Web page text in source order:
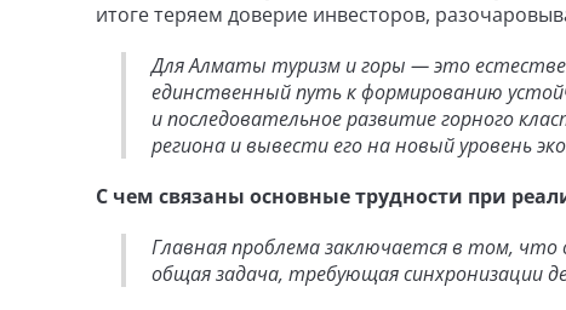
итоге теряем доверие инвесторов,
Для Алматы туризм и горы — это
единственный путь к формированию
и последовательное развитие горного
региона и вывести его на новый уровень
С чем связаны основные трудности при
Главная проблема заключается в том,
общая задача, требующая синхронизации